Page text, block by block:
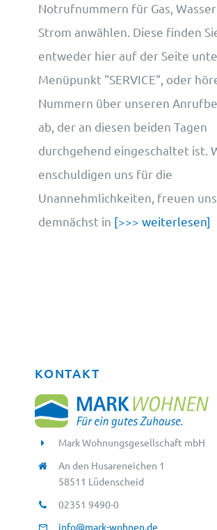
Notrufnummern für Gas,
Strom anwählen. Diese finden
entweder hier auf der Seite
Menüpunkt "SERVICE", oder
Nummern über unseren
ab, der an diesen beiden Tagen
durchgehend eingeschaltet ist.
enschuldigen uns für die
Unannehmlichkeiten, freuen uns
demnächst in [>>> weiterlesen]
KONTAKT
Mark Wohnungsgesellschaft mbH
An den Husareneichen 1
58511 Lüdenscheid
02351 9490-0
info@mark-wohnen.de